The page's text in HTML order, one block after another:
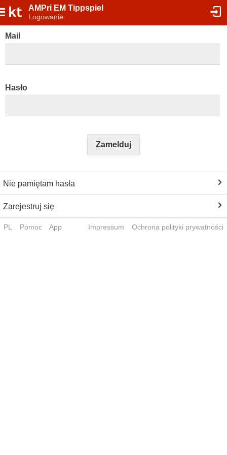
AMPri EM Tippspiel
Logowanie
Mail
Hasło
Zamelduj
Nie pamiętam hasła
Zarejestruj się
PL Pomoc App Impressum Ochrona polityki prywatności